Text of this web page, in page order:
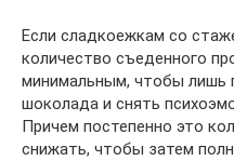
Если сладкоежкам со
количество съеденного
минимальным, чтобы лишь
шоколада и снять
Причем постепенно это
снижать, чтобы затем